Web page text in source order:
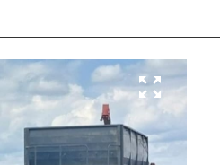
zoom_out_map